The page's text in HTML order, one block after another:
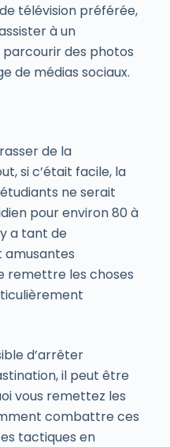
télévision préférée,
à un
des photos
de médias sociaux.
de la
si c’était facile, la
ne serait
pour environ 80 à
y a tant de
remettre les choses
d’arrêter
il peut être
vous remettez les
combattre ces
tactiques en